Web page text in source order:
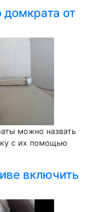
домкрата от
можно назвать
с их помощью
включить